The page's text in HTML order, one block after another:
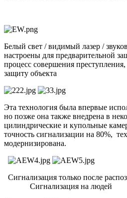
Белый свет / видимый лазер /
настроены для предварительной
процесс совершения
защиту объекта
Эта технология была впервые
но позже она также внедрена в
цилиндрические и купольные
точность сигнализации на 80%,
модернизирована.
Сигнализация только после
Сигнализация на людей